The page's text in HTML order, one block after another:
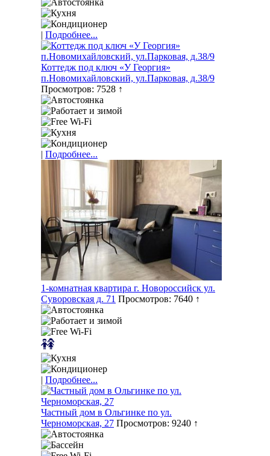
| Подробнее...
Коттедж под ключ «У Георгия»
п.Новомихайловский, ул.Парковая, д.38/9
Просмотров: 7528 ↑
| Подробнее...
1-комнатная квартира г. Новороссийск ул.
Суворовская д. 71 Просмотров: 7640 ↑
| Подробнее...
Частный дом в Ольгинке по ул.
Черноморская, 27 Просмотров: 9240 ↑